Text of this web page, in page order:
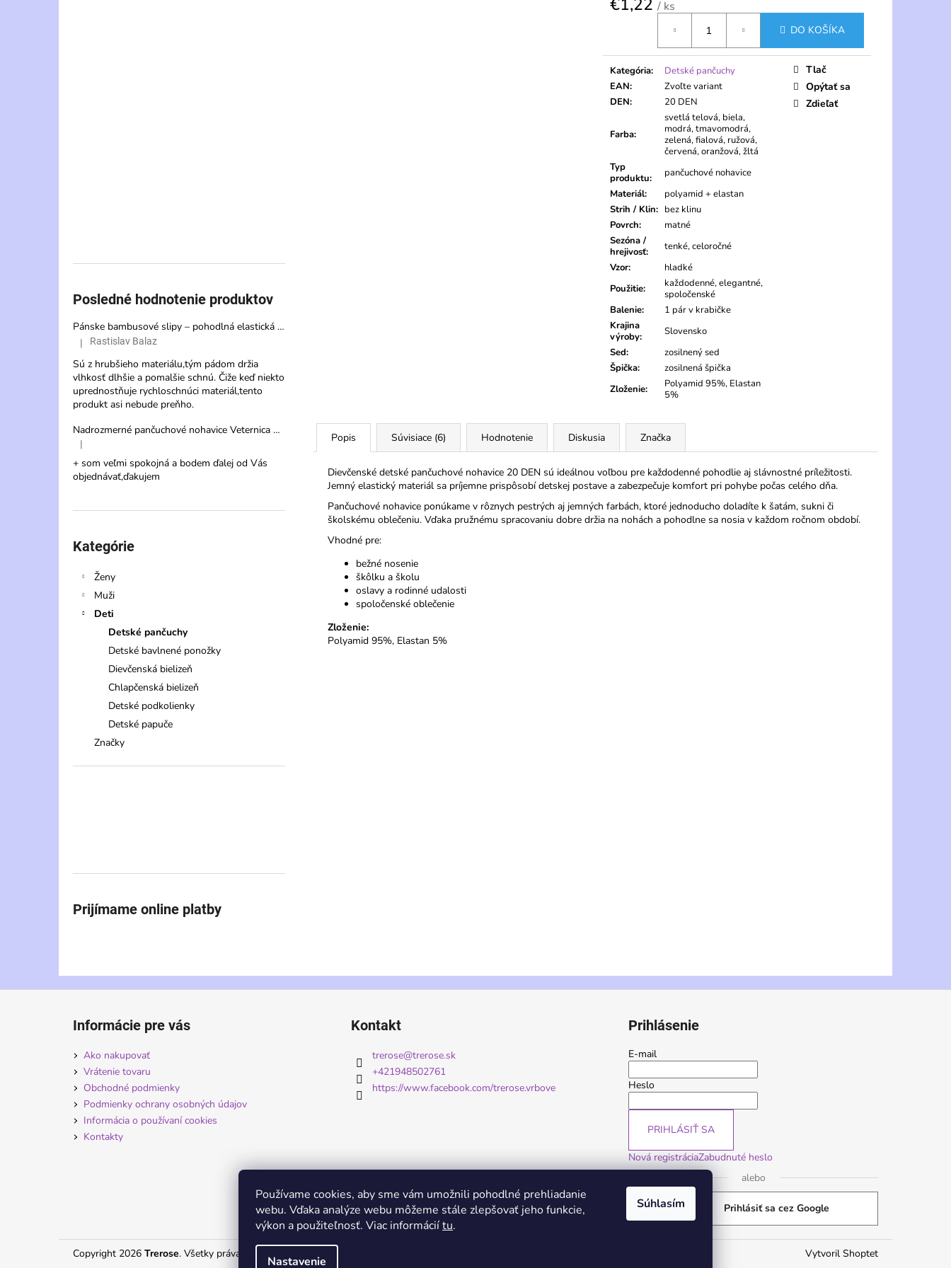
Používame cookies, aby sme vám umožnili pohodlné prehliadanie
webu. Vďaka analýze webu môžeme stále zlepšovať jeho funkcie,
výkon a použiteľnosť. Viac informáciítu.
Nastavenie
Súhlasím
Posledné hodnotenie produktov
Pánske bambusové slipy – pohodlná elastická spodná bielizeň s vysokou savosťou
Hodnotenie produktu je 3 z 5 hviezdičiek.
| Rastislav Balaz
Sú z hrubšieho materiálu,tým pádom držia
vlhkosť dlhšie a pomalšie schnú. Čiže keď niekto
uprednostňuje rychloschnúci materiál,tento
produkt asi nebude preňho.
Nadrozmerné pančuchové nohavice Veternica 20 DEN s veľkým klinom
Hodnotenie produktu je 5 z 5 hviezdičiek.
|
+ som veľmi spokojná a bodem ďalej od Vás
objednávať,ďakujem
kategórie
Kategórie
Ženy
Muži
Deti
Detské pančuchy
Detské bavlnené ponožky
Dievčenská bielizeň
Chlapčenská bielizeň
Detské podkolienky
Detské papuče
Značky
Prijímame online platby
/ ks
DO KOŠÍKA
Kategória:
Detské pančuchy
EAN:
Zvoľte variant
DEN: 20 DEN
Farba:
svetlá telová, biela,
modrá, tmavomodrá,
zelená, fialová, ružová,
červená, oranžová, žltá
Typ
produktu:
pančuchové nohavice
Materiál:
polyamid + elastan
Strih / Klin: bez klinu
Povrch:
matné
Sezóna /
hrejivosť:
tenké, celoročné
Vzor:
hladké
Použitie:
každodenné, elegantné,
spoločenské
Balenie:
1 pár v krabičke
Krajina
výroby:
Slovensko
Sed:
zosilnený sed
Špička:
zosilnená špička
Zloženie:
Polyamid 95%, Elastan
5%
Tlač
Opýtať sa
Zdieľať
Popis Súvisiace (6) Hodnotenie Diskusia Značka
Dievčenské detské pančuchové nohavice 20 DEN sú ideálnou voľbou pre každodenné pohodlie aj slávnostné príležitosti.
Jemný elastický materiál sa príjemne prispôsobí detskej postave a zabezpečuje komfort pri pohybe počas celého dňa.
Pančuchové nohavice ponúkame v rôznych pestrých aj jemných farbách, ktoré jednoducho doladíte k šatám, sukni či
školskému oblečeniu. Vďaka pružnému spracovaniu dobre držia na nohách a pohodlne sa nosia v každom ročnom období.
Vhodné pre:
bežné nosenie
škôlku a školu
oslavy a rodinné udalosti
spoločenské oblečenie
Zloženie:
Polyamid 95%, Elastan 5%
Informácie pre vás
Ako nakupovať
Vrátenie tovaru
Obchodné podmienky
Podmienky ochrany osobných údajov
Informácia o používaní cookies
Kontakty
Kontakt
trerose@trerose.sk
+421948502761
https://www.facebook.com/trerose.vrbove
Prihlásenie
E-mail
Heslo
PRIHLÁSIŤ SA
Nová registráciaZabudnuté heslo
alebo
Prihlásiť sa cez Google
Vytvoril Shoptet
Copyright 2026 Trerose. Všetky práva vyhradené.